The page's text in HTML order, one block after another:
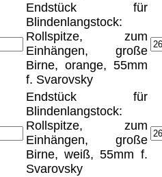
Endstück für
Blindenlangstock:
Rollspitze, zum
Einhängen, große
Birne, orange, 55mm
f. Svarovsky
Endstück für
Blindenlangstock:
Rollspitze, zum
Einhängen, große
Birne, weiß, 55mm f.
Svarovsky